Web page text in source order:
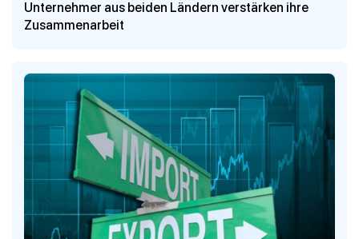
Unternehmer aus beiden Ländern verstärken ihre
Zusammenarbeit